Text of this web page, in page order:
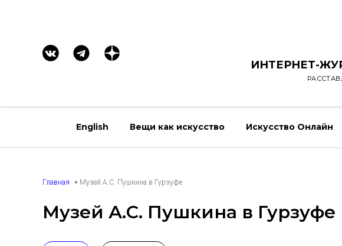
ИНТЕРНЕТ-
English Вещи как искусство Искусство Онлайн
Главная Музей А.С. Пушкина в Гурзуфе
Музей А.С. Пушкина в Гурзуфе